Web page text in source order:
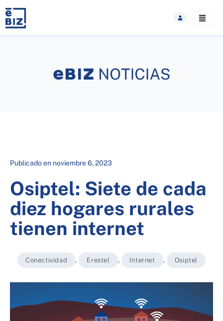
content
Publicado en noviembre 6, 2023
Osiptel: Siete de cada
diez hogares rurales
tienen internet
Conectividad , Erestel , Internet , Osiptel